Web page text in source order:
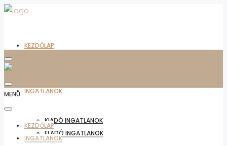
KEZDŐLAP
INGATLANOK
KIADÓ INGATLANOK
ELADÓ INGATLANOK
MENU
KEZDŐLAP
INGATLANOK